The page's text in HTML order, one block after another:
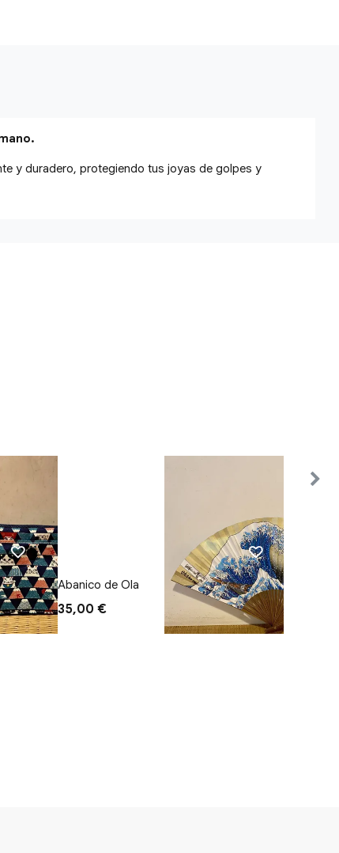
y duradero, protegiendo tus joyas de golpes y
Abanico de Ola
35,00 €